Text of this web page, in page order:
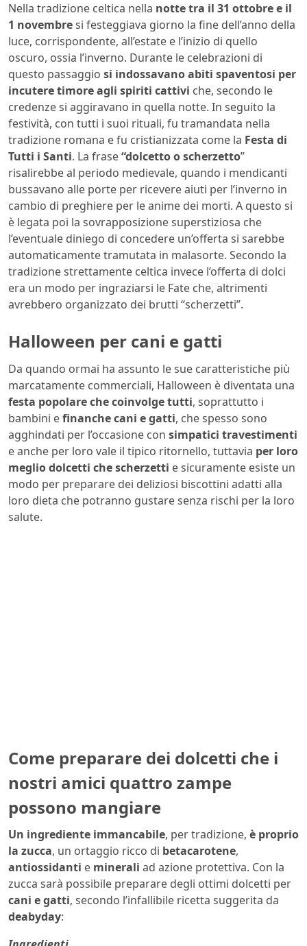
Nella tradizione celtica nella notte tra il 31 ottobre e il
1 novembresi festeggiava giorno la fine dell’anno della
luce, corrispondente, all’estate e l’inizio di quello
oscuro, ossia l’inverno. Durante le celebrazioni di
questo passaggio si indossavano abiti spaventosi per
incutere timore agli spiriti cattivi che, secondo le
credenze si aggiravano in quella notte. In seguito la
festività, con tutti i suoi rituali, fu tramandata nella
tradizione romana e fu cristianizzata come la Festa di
Tutti i Santi. La frase“dolcetto o scherzetto”
risalirebbe al periodo medievale, quando i mendicanti
bussavano alle porte per ricevere aiuti per l’inverno in
cambio di preghiere per le anime dei morti. A questo si
è legata poi la sovrapposizione superstiziosa che
l’eventuale diniego di concedere un’offerta si sarebbe
automaticamente tramutata in malasorte. Secondo la
tradizione strettamente celtica invece l’offerta di dolci
era un modo per ingraziarsi le Fate che, altrimenti
avrebbero organizzato dei brutti “scherzetti”.
Halloween per cani e gatti
Da quando ormai ha assunto le sue caratteristiche più
marcatamente commerciali, Halloween è diventata una
festa popolare che coinvolge tutti, soprattutto i
bambini efinanche cani e gatti, che spesso sono
agghindati per l’occasione con simpatici travestimenti
e anche per loro vale il tipico ritornello, tuttavia per loro
meglio dolcetti che scherzetti e sicuramente esiste un
modo per preparare dei deliziosi biscottini adatti alla
loro dieta che potranno gustare senza rischi per la loro
salute.
Come preparare dei dolcetti che i
nostri amici quattro zampe
possono mangiare
Un ingrediente immancabile, per tradizione, è proprio
la zucca, un ortaggio ricco di betacarotene,
antiossidanti e minerali ad azione protettiva. Con la
zucca sarà possibile preparare degli ottimi dolcetti per
cani e gatti, secondo l’infallibile ricetta suggerita da
deabyday: